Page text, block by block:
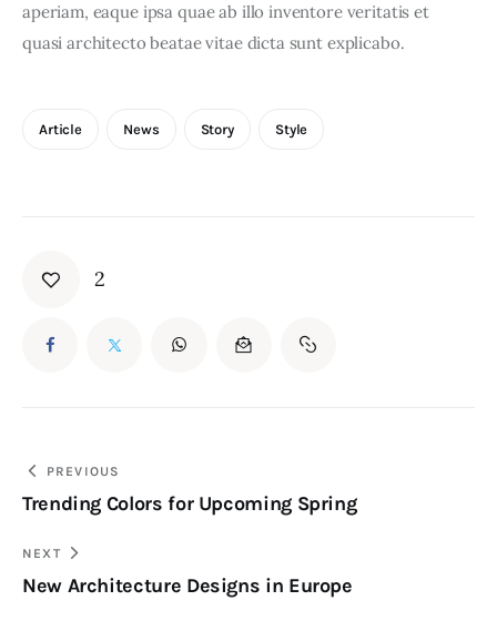
aperiam, eaque ipsa quae ab illo inventore veritatis et
quasi architecto beatae vitae dicta sunt explicabo.
Article News Story Style
2
PREVIOUS
Trending Colors for Upcoming Spring
NEXT
New Architecture Designs in Europe